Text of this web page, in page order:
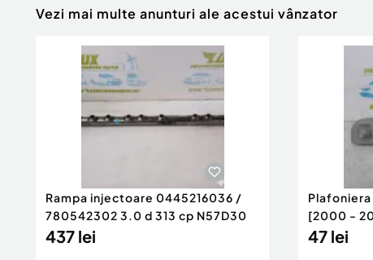
Vezi mai multe anunturi ale acestui vânzator
Rampa injectoare 0445216036 /
780542302 3.0 d 313 cp N57D30
437 lei
Plafoniera
[2000 -
47 lei